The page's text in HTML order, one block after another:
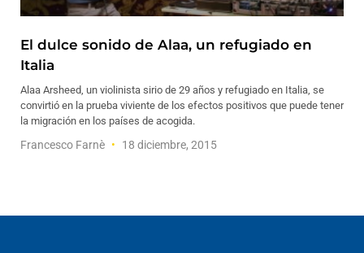
El dulce sonido de Alaa, un refugiado en
Italia
Alaa Arsheed, un violinista sirio de 29 años y refugiado en Italia, se
convirtió en la prueba viviente de los efectos positivos que puede tener
la migración en los países de acogida.
Francesco Farnè 18 diciembre, 2015